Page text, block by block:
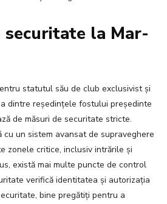
securitate la Mar-
statutul său de club exclusivist și
dintre reședințele fostului președinte
de măsuri de securitate stricte.
un sistem avansat de supraveghere
zonele critice, inclusiv intrările și
există mai multe puncte de control
verifică identitatea și autorizația
bine pregătiți pentru a